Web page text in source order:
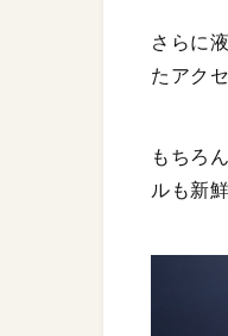
さらに
たアク
もちろ
ルも新